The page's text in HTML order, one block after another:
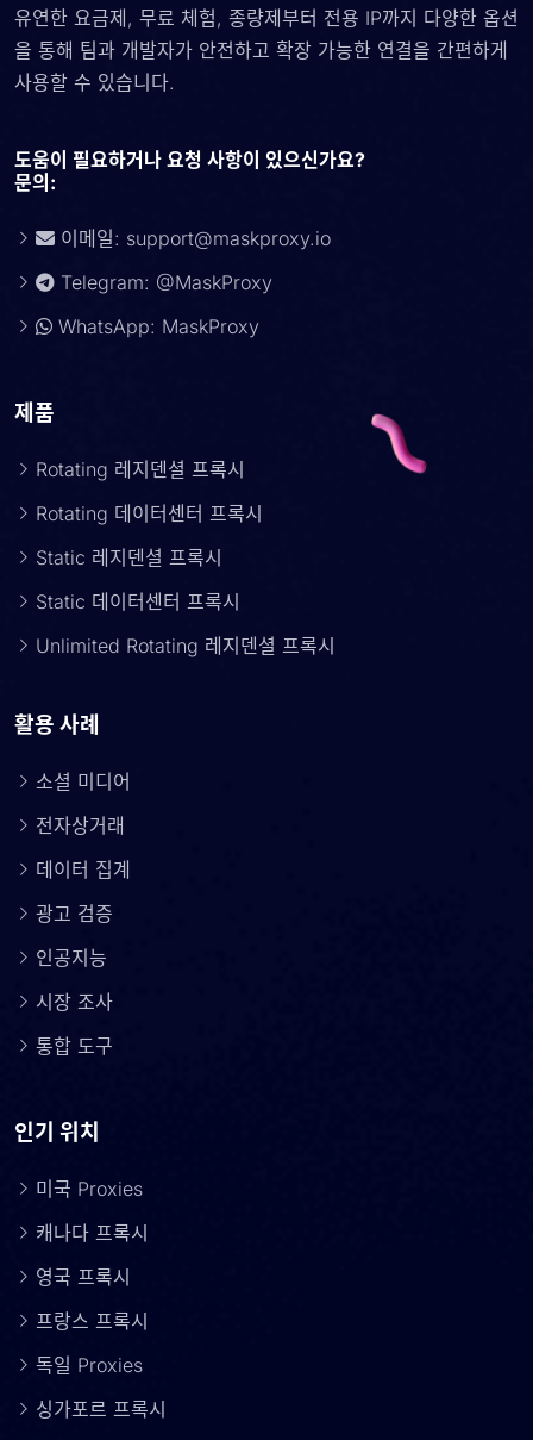
유연한 요금제, 무료 체험, 종량제부터 전용 IP까지 다양한 옵션
을 통해 팀과 개발자가 안전하고 확장 가능한 연결을 간편하게
사용할 수 있습니다.
도움이 필요하거나 요청 사항이 있으신가요?
문의:
이메일: support@maskproxy.io
Telegram: @MaskProxy
WhatsApp: MaskProxy
제품
Rotating 레지덴셜 프록시
Rotating 데이터센터 프록시
Static 레지덴셜 프록시
Static 데이터센터 프록시
Unlimited Rotating 레지덴셜 프록시
활용 사례
소셜 미디어
전자상거래
데이터 집계
광고 검증
인공지능
시장 조사
통합 도구
인기 위치
미국 Proxies
캐나다 프록시
영국 프록시
프랑스 프록시
독일 Proxies
싱가포르 프록시